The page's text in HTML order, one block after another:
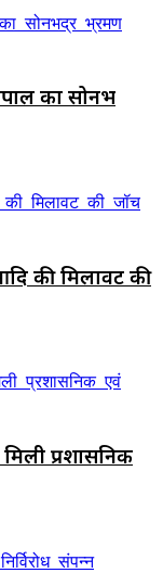
का सोनभद्र
की मिलावट की
प्रशासनिक